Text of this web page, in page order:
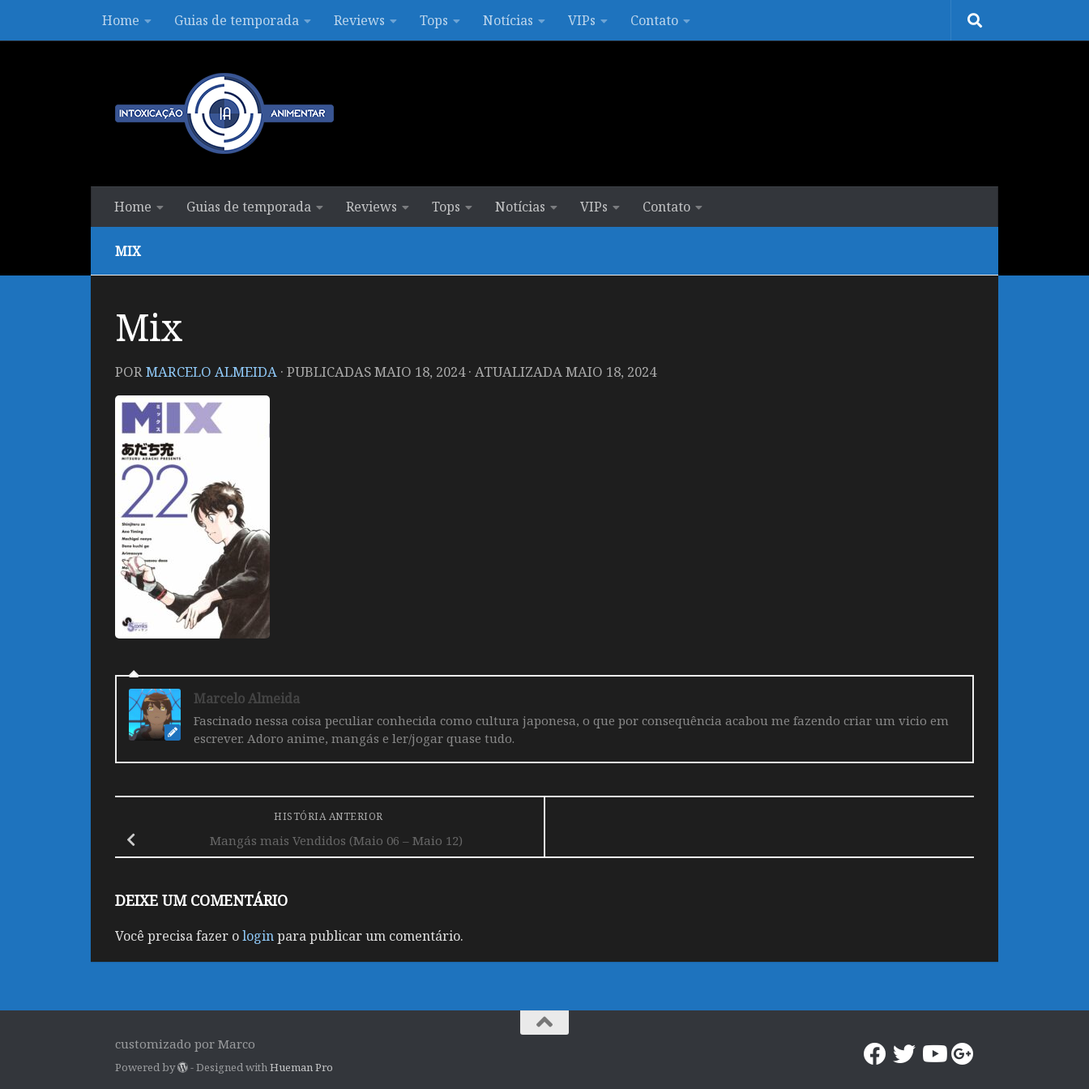
Skip to contentHome Guias de temporada Reviews Tops Notícias VIPs Contato
Home Guias de temporada Reviews Tops Notícias VIPs Contato
MIX
Mix
PORMARCELO ALMEIDA · PUBLICADASMAIO 18, 2024· ATUALIZADAMAIO 18, 2024
Marcelo Almeida
Fascinado nessa coisa peculiar conhecida como cultura japonesa, o que por consequência acabou me fazendo criar um vicio em
escrever. Adoro anime, mangás e ler/jogar quase tudo.
HISTÓRIA ANTERIOR
Mangás mais Vendidos (Maio 06 – Maio 12)
DEIXE UM COMENTÁRIO
Você precisa fazer ologinpara publicar um comentário.
customizado por Marco
Powered by - Designed withHueman Pro